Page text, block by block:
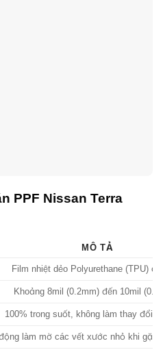
PPF Nissan Terra
MÔ TẢ
Film nhiệt dẻo Polyurethane (TPU)
Khoảng 8mil (0.2mm) đến 10mil
100% trong suốt, không làm thay đổi
làm mờ các vết xước nhỏ khi gặp